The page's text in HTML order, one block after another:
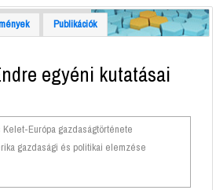
Publikációk
egyéni kutatásai
Európa gazdaságtörténete
gazdasági és politikai elemzése